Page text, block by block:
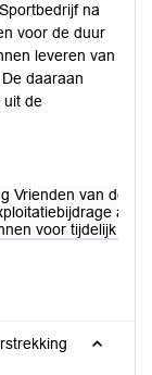
na
voor de duur
leveren van
daaraan
uit de
Vrienden van de
voor tijdelijk